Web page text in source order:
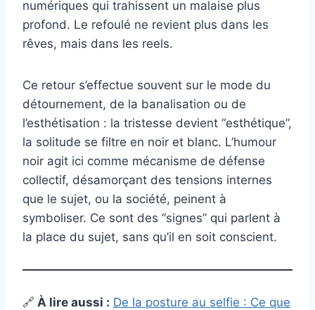
numériques qui trahissent un malaise plus
profond. Le refoulé ne revient plus dans les
rêves, mais dans les reels.
Ce retour s’effectue souvent sur le mode du
détournement, de la banalisation ou de
l’esthétisation : la tristesse devient “esthétique”,
la solitude se filtre en noir et blanc. L’humour
noir agit ici comme mécanisme de défense
collectif, désamorçant des tensions internes
que le sujet, ou la société, peinent à
symboliser. Ce sont des “signes” qui parlent à
la place du sujet, sans qu’il en soit conscient.
🔗 À lire aussi : De la posture au selfie : Ce que